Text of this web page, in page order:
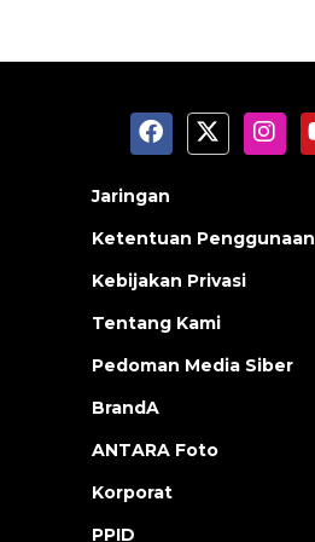
Jaringan
Ketentuan Penggunaan
Kebijakan Privasi
Tentang Kami
Pedoman Media Siber
BrandA
ANTARA Foto
Korporat
PPID